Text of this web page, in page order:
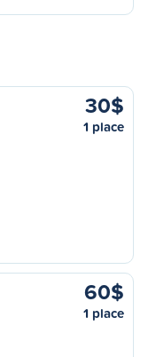
30$
1 place
60$
1 place